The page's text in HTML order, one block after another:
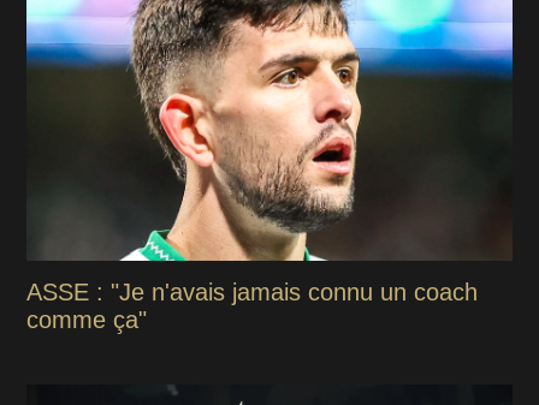
ASSE : "Je n'avais jamais connu un coach
comme ça"